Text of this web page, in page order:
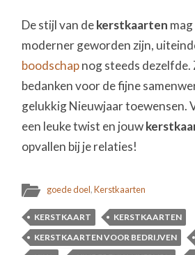
De stijl van dekerstkaarten
moderner geworden zijn,
boodschapnog steeds dezelfde.
bedanken voor de fijne
gelukkig Nieuwjaar toewensen.
een leuke twist en jouw
opvallen bij je relaties!
goede doel,Kerstkaarten
KERSTKAART
KERSTKAARTEN
KERSTKAARTEN VOOR BEDRIJVEN